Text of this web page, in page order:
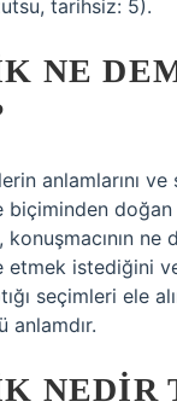
tarihsiz: 5).
NE
anlamlarını
doğan
konuşmacının ne
etmek istediğini
seçimleri ele
anlamdır.
NEDIR